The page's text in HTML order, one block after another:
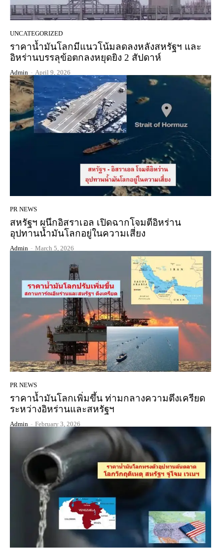
UNCATEGORIZED
ราคาน้ำมันโลกมีแนวโน้มลดลงหลังสหรัฐฯ และ
อิหร่านบรรลุข้อตกลงหยุดยิง 2 สัปดาห์
Admin - April 9, 2026
PR NEWS
สหรัฐฯ ผนึกอิสราเอล เปิดฉากโจมตีอิหร่าน
อุปทานน้ำมันโลกอยู่ในความเสี่ยง
Admin - March 5, 2026
PR NEWS
ราคาน้ำมันโลกเพิ่มขึ้น ท่ามกลางความตึงเครียด
ระหว่างอิหร่านและสหรัฐฯ
Admin - February 3, 2026